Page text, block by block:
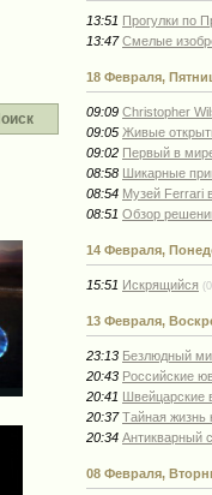
13:51 Прогулки по
13:47 Смелые
18 Февраля,
09:09 Christopher
09:05 Живые
09:02 Первый в
08:58
Шикарные
08:54 Музей Ferrari
08:51 Обзор
14 Февраля,
15:51 Искрящийся
13 Февраля,
23:13 Безлюдный
20:43 Российские
20:41
Швейцарские
20:37 Тайная жизнь
20:34 Антикварный
08 Февраля,